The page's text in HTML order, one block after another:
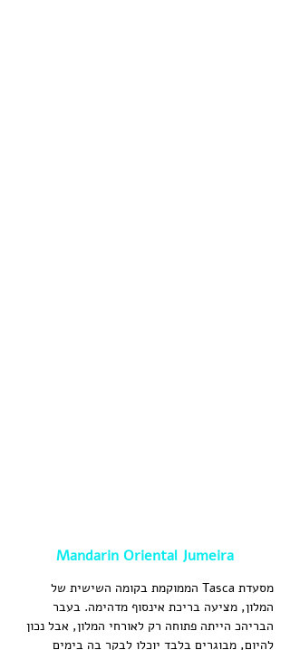
Mandarin Oriental Jumeira
מסעדת Tasca הממוקמת בקומה השישית של
המלון, מציעה בריכת אינסוף מדהימה. בעבר
הבריהכ הייתה פתוחה רק לאורחי המלון, אבל נכון
להיום, מבוגרים בלבד יוכלו לבקר בה בימים